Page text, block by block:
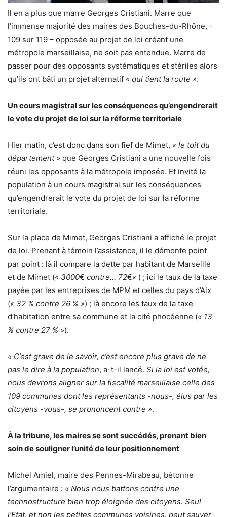
Il en a plus que marre Georges Cristiani. Marre que
l’immense majorité des maires des Bouches-du-Rhône, –
109 sur 119 – opposée au projet de loi créant une
métropole marseillaise, ne soit pas entendue. Marre de
passer pour des opposants systématiques et stériles alors
qu’ils ont bâti un projet alternatif « qui tient la route ».
Un cours magistral sur les conséquences qu’engendrerait
le vote du projet de loi sur la réforme territoriale
Hier matin, c’est donc dans son fief de Mimet, « le toit du
département » que Georges Cristiani a une nouvelle fois
réuni les opposants à la métropole imposée. Et invité la
population à un cours magistral sur les conséquences
qu’engendrerait le vote du projet de loi sur la réforme
territoriale.
Sur la place de Mimet, Georges Cristiani a affiché le projet
de loi. Prenant à témoin l’assistance, il le démonte point
par point : là il compare la dette par habitant de Marseille
et de Mimet (« 3000€ contre… 72€« ) ; ici le taux de la taxe
payée par les entreprises de MPM et celles du pays d’Aix
(« 32 % contre 26 % ») ; là encore les taux de la taxe
d’habitation entre sa commune et la cité phocéenne (« 13
% contre 27 % »).
« C’est grave de le savoir, c’est encore plus grave de ne
pas le dire à la population, a-t-il lancé. Si la loi est votée,
nous devrons aligner sur la fiscalité marseillaise celle des
109 communes dont les représentants -nous-, élus par les
citoyens -vous-, se prononcent contre ».
À la tribune, les maires se sont succédés, prenant bien
soin de souligner l’unité de leur positionnement
Michel Amiel, maire des Pennes-Mirabeau, bétonne
l’argumentaire : « Nous nous battons contre une
technostructure bien trop éloignée des citoyens. Seul
l’Etat, et non les petites communes voisines, peut sauver